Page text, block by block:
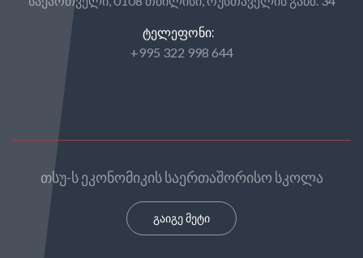
ᲢᲔᲚᲔᲤᲝᲜᲘ:
+995 322 998 644
თსუ-ს ეკონომიკის საერთაშორისო სკოლა
გაიგე მეტი